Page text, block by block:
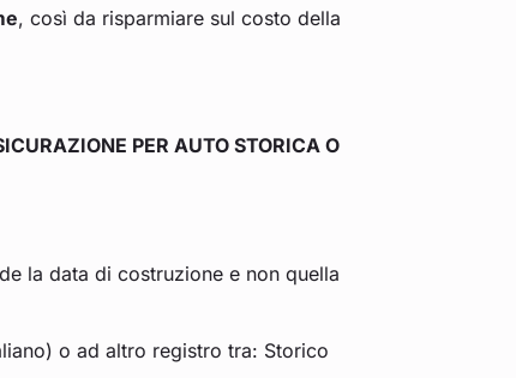
, così da risparmiare sul costo della
PER AUTO STORICA O
la data di costruzione e non quella
o ad altro registro tra: Storico